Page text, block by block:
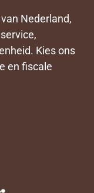
Nederland,
Kies ons
en fiscale